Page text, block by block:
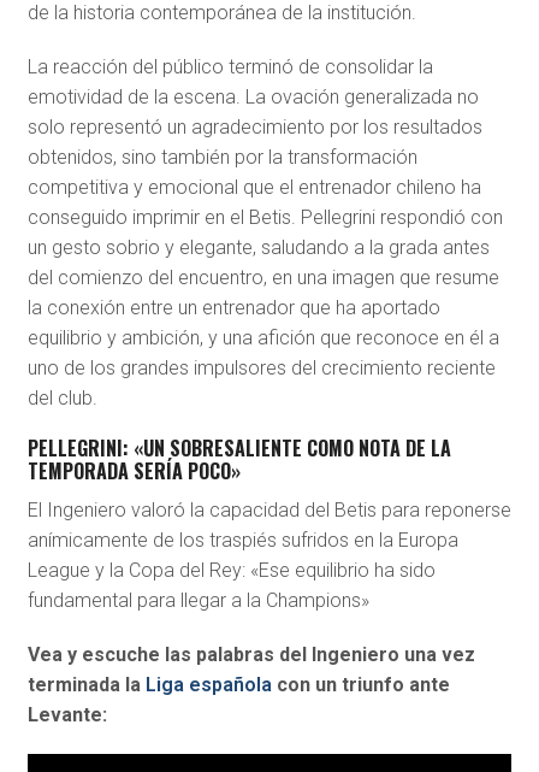
de la historia contemporánea de la institución.
La reacción del público terminó de consolidar la
emotividad de la escena. La ovación generalizada no
solo representó un agradecimiento por los resultados
obtenidos, sino también por la transformación
competitiva y emocional que el entrenador chileno ha
conseguido imprimir en el Betis. Pellegrini respondió con
un gesto sobrio y elegante, saludando a la grada antes
del comienzo del encuentro, en una imagen que resume
la conexión entre un entrenador que ha aportado
equilibrio y ambición, y una afición que reconoce en él a
uno de los grandes impulsores del crecimiento reciente
del club.
PELLEGRINI: «UN SOBRESALIENTE COMO NOTA DE LA
TEMPORADA SERÍA POCO»
El Ingeniero valoró la capacidad del Betis para reponerse
anímicamente de los traspiés sufridos en la Europa
League y la Copa del Rey: «Ese equilibrio ha sido
fundamental para llegar a la Champions»
Vea y escuche las palabras del Ingeniero una vez
terminada la Liga españolacon un triunfo ante
Levante: